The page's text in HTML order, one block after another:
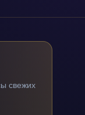
свежих